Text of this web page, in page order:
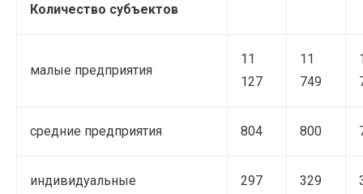
Количество субъектов
малые предприятия
11
127
11
749
средние предприятия 804 800
индивидуальные
297
329